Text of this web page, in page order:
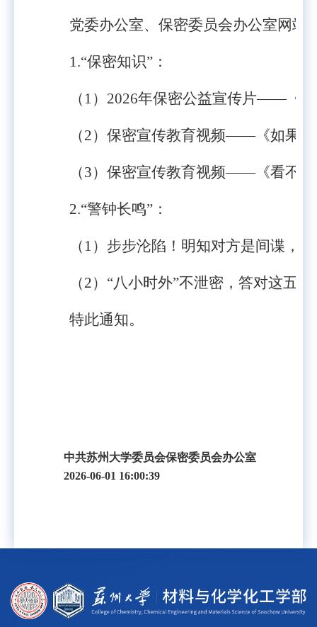
党委办公室、保密委员会办公室网站
1.“保密知识” ：
（ 1） 2026年保密公益宣传片——《方
（2）保密宣传教育视频——《如果
（3）保密宣传教育视频——《看不见
2.“警钟长鸣” ：
（ 1） 步步沦陷！明知对方是间谍，
（2） “八小时外”不泄密，答对这五问
特此通知。
中共苏州大学委员会保密委员会办公室
2026-06-01 16:00:39